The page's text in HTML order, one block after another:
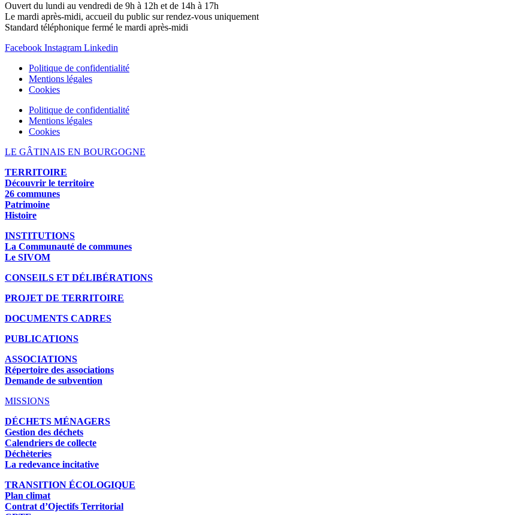
Ouvert du lundi au vendredi de 9h à 12h et de 14h à 17h
Le mardi après-midi, accueil du public sur rendez-vous uniquement
Standard téléphonique fermé le mardi après-midi
Facebook Instagram Linkedin
Politique de confidentialité
Mentions légales
Cookies
Politique de confidentialité
Mentions légales
Cookies
LE GÂTINAIS EN BOURGOGNE
TERRITOIRE
Découvrir le territoire
26 communes
Patrimoine
Histoire
INSTITUTIONS
La Communauté de communes
Le SIVOM
CONSEILS ET DÉLIBÉRATIONS
PROJET DE TERRITOIRE
DOCUMENTS CADRES
PUBLICATIONS
ASSOCIATIONS
Répertoire des associations
Demande de subvention
MISSIONS
DÉCHETS MÉNAGERS
Gestion des déchets
Calendriers de collecte
Déchèteries
La redevance incitative
TRANSITION ÉCOLOGIQUE
Plan climat
Contrat d’Ojectifs Territorial